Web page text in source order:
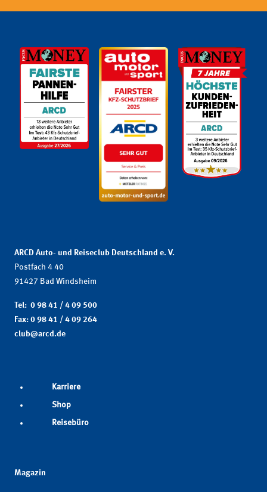
ARCD Auto- und Reiseclub Deutschland e. V.
Postfach 4 40
91427 Bad Windsheim
Tel: 0 98 41 / 4 09 500
Fax: 0 98 41 / 4 09 264
club@arcd.de
Karriere
Shop
Reisebüro
Magazin